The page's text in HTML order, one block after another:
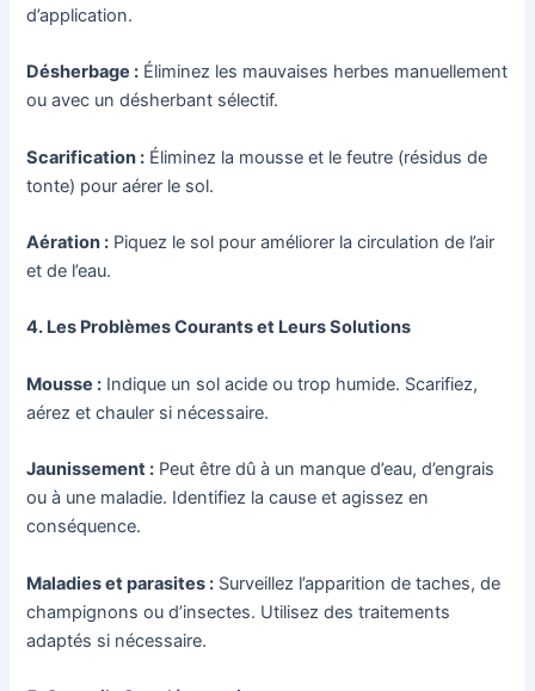
d’application.
Désherbage : Éliminez les mauvaises herbes manuellement
ou avec un désherbant sélectif.
Scarification : Éliminez la mousse et le feutre (résidus de
tonte) pour aérer le sol.
Aération : Piquez le sol pour améliorer la circulation de l’air
et de l’eau.
4. Les Problèmes Courants et Leurs Solutions
Mousse : Indique un sol acide ou trop humide. Scarifiez,
aérez et chauler si nécessaire.
Jaunissement : Peut être dû à un manque d’eau, d’engrais
ou à une maladie. Identifiez la cause et agissez en
conséquence.
Maladies et parasites : Surveillez l’apparition de taches, de
champignons ou d’insectes. Utilisez des traitements
adaptés si nécessaire.